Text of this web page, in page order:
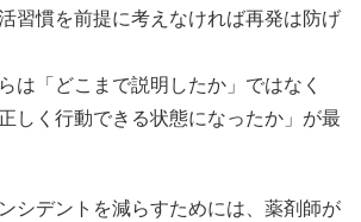
習慣を前提に考えなければ再発は防げ
は「どこまで説明したか」ではなく
しく行動できる状態になったか」が最
シデントを減らすためには、薬剤師が